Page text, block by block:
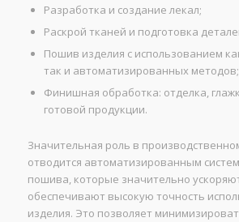
Разработка и создание лекал;
Раскрой тканей и подготовка
Пошив изделия с использованием
так и автоматизированных методов;
Финишная обработка: отделка,
готовой продукции.
Значительная роль в
отводится автоматизированным
пошива, которые значительно
обеспечивают высокую точность
изделия. Это позволяет